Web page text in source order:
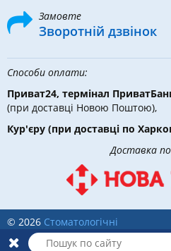
Замовте
Зворотній дзвінок
Способи оплати:
Приват24, термінал
(при доставці Новою Поштою),
Кур'єру (при доставці по
Доставка по
© 2026 Стоматологічні
інструменти, матеріали та
обладнанняв DLX